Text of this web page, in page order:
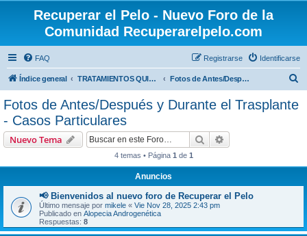
Recuperar el Pelo - Nuevo Foro de la
Comunidad Recuperarelpelo.com
FAQ Identificarse
Registrarse
Índice general TRATAMIENTOS QUIRÚRGICOS Fotos de Antes/Después y Durante el Trasplante - Casos Particulares
Fotos de Antes/Después y Durante el Trasplante
- Casos Particulares
Nuevo Tema Buscar
4 temas • Página 1 de 1
Anuncios
📢 Bienvenidos al nuevo foro de Recuperar el Pelo
Último mensaje por mikele « Vie Nov 28, 2025 2:43 pm
Publicado en Alopecia Androgenética
Respuestas: 8